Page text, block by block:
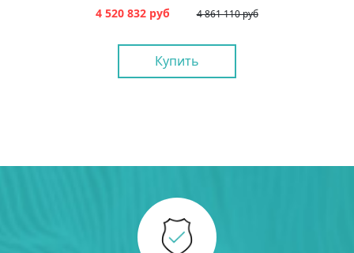
4 861 110 руб
4 520 832 руб
Купить